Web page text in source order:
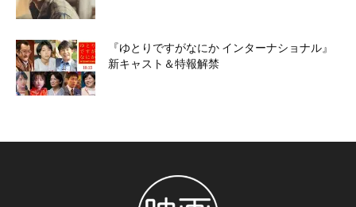
『ゆとりですがなにか インターナショナル』
新キャスト＆特報解禁